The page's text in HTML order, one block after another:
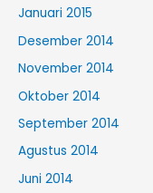
Januari 2015
Desember 2014
November 2014
Oktober 2014
September 2014
Agustus 2014
Juni 2014